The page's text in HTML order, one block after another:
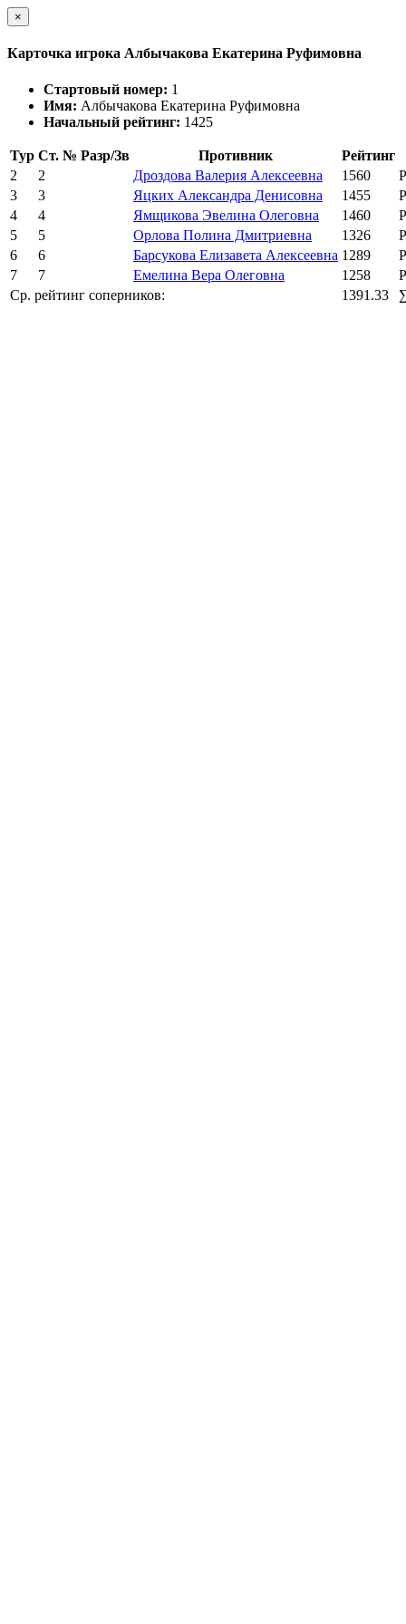
×
Карточка игрока Албычакова Екатерина Руфимовна
Стартовый номер: 1
Имя: Албычакова Екатерина Руфимовна
Начальный рейтинг: 1425
Тур Ст. № Разр/Зв Противник
Рейтинг
2
2 Дроздова Валерия Алексеевна 1560
3
3 Яцких Александра Денисовна 1455
4
4 Ямщикова Эвелина Олеговна 1460
5
5 Орлова Полина Дмитриевна 1326
6
6 Барсукова Елизавета Алексеевна 1289
7
7 Емелина Вера Олеговна 1258
Ср. рейтинг соперников:
1391.33